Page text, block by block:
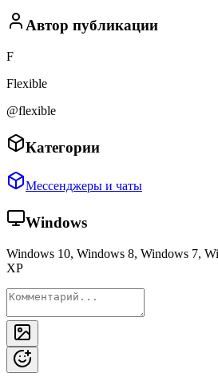
Автор публикации
F
Flexible
@flexible
Категории
Мессенджеры и чаты
Windows
Windows 10, Windows 8, Windows 7,
XP